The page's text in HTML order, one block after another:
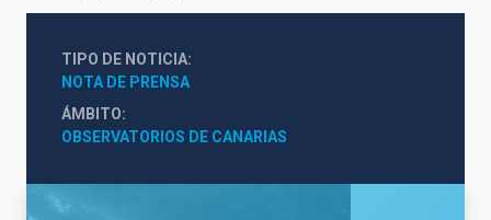
TIPO DE NOTICIA
NOTA DE PRENSA
ÁMBITO
OBSERVATORIOS DE CANARIAS